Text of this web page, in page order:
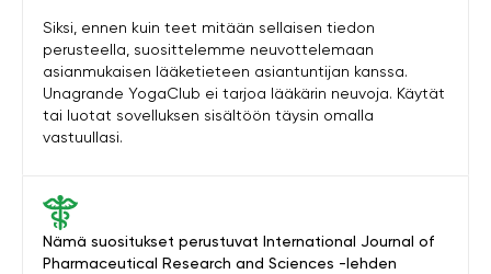
Nämä suositukset perustuvat International Journal of
Pharmaceutical Research and Sciences -lehden
Siksi, ennen kuin teet mitään sellaisen tiedon
perusteella, suosittelemme neuvottelemaan
asianmukaisen lääketieteen asiantuntijan kanssa.
Unagrande YogaClub ei tarjoa lääkärin neuvoja. Käytät
tai luotat sovelluksen sisältöön täysin omalla
vastuullasi.